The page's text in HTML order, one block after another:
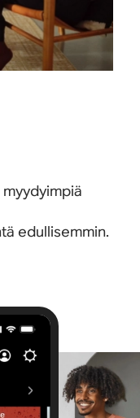
edullisemmin.